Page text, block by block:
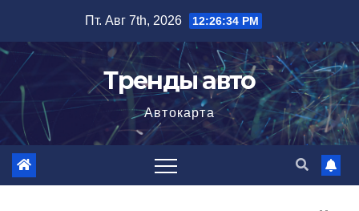
содержимому
Пт. Авг 7th, 2026 12:26:35 PM
Тренды авто
Автокарта